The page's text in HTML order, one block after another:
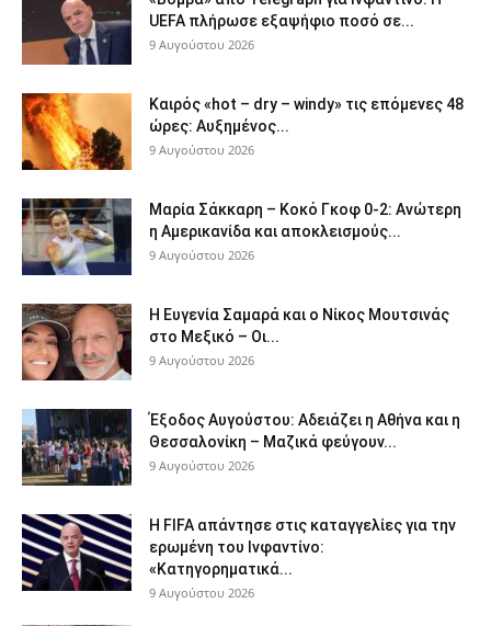
UEFA πλήρωσε εξαψήφιο ποσό σε...
9 Αυγούστου 2026
Καιρός «hot – dry – windy» τις επόμενες 48
ώρες: Αυξημένος...
9 Αυγούστου 2026
Μαρία Σάκκαρη – Κοκό Γκοφ 0-2: Ανώτερη
η Αμερικανίδα και αποκλεισμούς...
9 Αυγούστου 2026
Η Ευγενία Σαμαρά και ο Νίκος Μουτσινάς
στο Μεξικό – Οι...
9 Αυγούστου 2026
Έξοδος Αυγούστου: Αδειάζει η Αθήνα και η
Θεσσαλονίκη – Μαζικά φεύγουν...
9 Αυγούστου 2026
Η FIFA απάντησε στις καταγγελίες για την
ερωμένη του Ινφαντίνο:
«Κατηγορηματικά...
9 Αυγούστου 2026